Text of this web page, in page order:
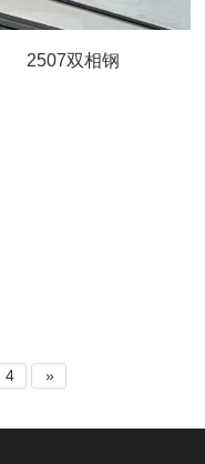
2507双相钢
4 »